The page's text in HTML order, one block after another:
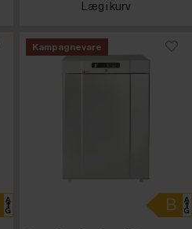
Læg i kurv
Kampagnevare